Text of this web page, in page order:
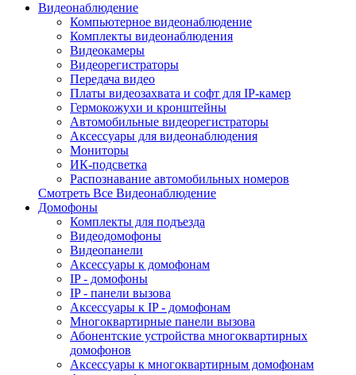
Видеонаблюдение
Компьютерное видеонаблюдение
Комплекты видеонаблюдения
Видеокамеры
Видеорегистраторы
Передача видео
Платы видеозахвата и софт для IP-камер
Гермокожухи и кронштейны
Автомобильные видеорегистраторы
Аксессуары для видеонаблюдения
Мониторы
ИК-подсветка
Распознавание автомобильных номеров
Смотреть Все Видеонаблюдение
Домофоны
Комплекты для подъезда
Видеодомофоны
Видеопанели
Аксессуары к домофонам
IP - домофоны
IP - панели вызова
Аксессуары к IP - домофонам
Многоквартирные панели вызова
Абонентские устройства многоквартирных
домофонов
Аксессуары к многоквартирным домофонам